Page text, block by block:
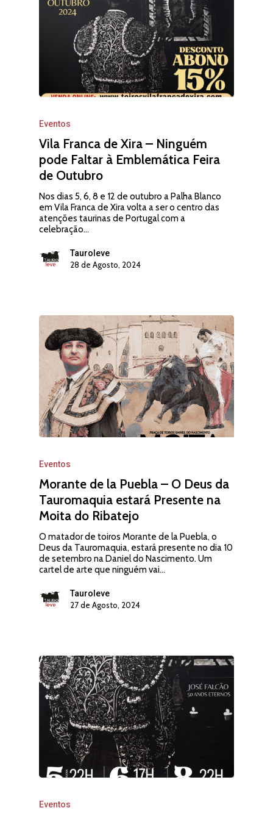
Eventos
Vila Franca de Xira – Ninguém
pode Faltar à Emblemática Feira
de Outubro
Nos dias 5, 6, 8 e 12 de outubro a Palha Blanco
em Vila Franca de Xira volta a ser o centro das
atenções taurinas de Portugal com a
celebração…
Tauroleve
28 de Agosto, 2024
Eventos
Morante de la Puebla – O Deus da
Tauromaquia estará Presente na
Moita do Ribatejo
O matador de toiros Morante de la Puebla, o
Deus da Tauromaquia, estará presente no dia 10
de setembro na Daniel do Nascimento. Um
cartel de arte que ninguém vai…
Tauroleve
27 de Agosto, 2024
Eventos